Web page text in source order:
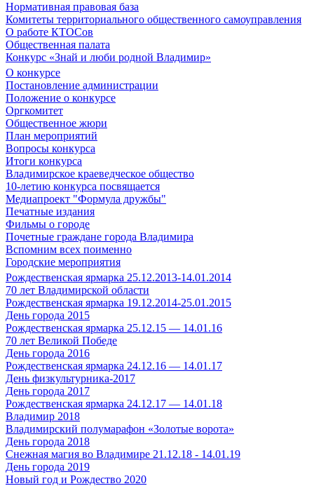
Нормативная правовая база
Комитеты территориального общественного самоуправления
О работе КТОСов
Общественная палата
Конкурс «Знай и люби родной Владимир»
О конкурсе
Постановление администрации
Положение о конкурсе
Оргкомитет
Общественное жюри
План мероприятий
Вопросы конкурса
Итоги конкурса
Владимирское краеведческое общество
10-летию конкурса посвящается
Медиапроект "Формула дружбы"
Печатные издания
Фильмы о городе
Почетные граждане города Владимира
Вспомним всех поименно
Городские мероприятия
Рождественская ярмарка 25.12.2013-14.01.2014
70 лет Владимирской области
Рождественская ярмарка 19.12.2014-25.01.2015
День города 2015
Рождественская ярмарка 25.12.15 — 14.01.16
70 лет Великой Победе
День города 2016
Рождественская ярмарка 24.12.16 — 14.01.17
День физкультурника-2017
День города 2017
Рождественская ярмарка 24.12.17 — 14.01.18
Владимир 2018
Владимирский полумарафон «Золотые ворота»
День города 2018
Снежная магия во Владимире 21.12.18 - 14.01.19
День города 2019
Новый год и Рождество 2020